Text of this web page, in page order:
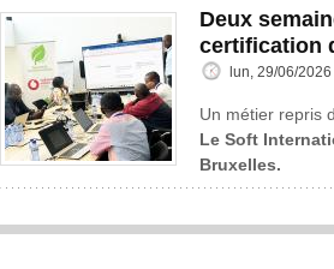
Deux
certification
lun, 29/06/
Un métier repris
Le Soft
Bruxelles.